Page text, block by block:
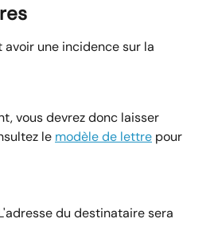
une incidence sur la
vous devrez donc laisser
le modèle de lettre pour
du destinataire sera